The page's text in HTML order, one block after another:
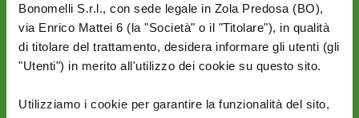
Bonomelli S.r.l., con sede legale in Zola Predosa (BO),
via Enrico Mattei 6 (la "Società" o il "Titolare"), in qualità
di titolare del trattamento, desidera informare gli utenti (gli
"Utenti") in merito all'utilizzo dei cookie su questo sito.
Utilizziamo i cookie per garantire la funzionalità del sito,
SEGUICI SU:
PRIVACY AZIENDA